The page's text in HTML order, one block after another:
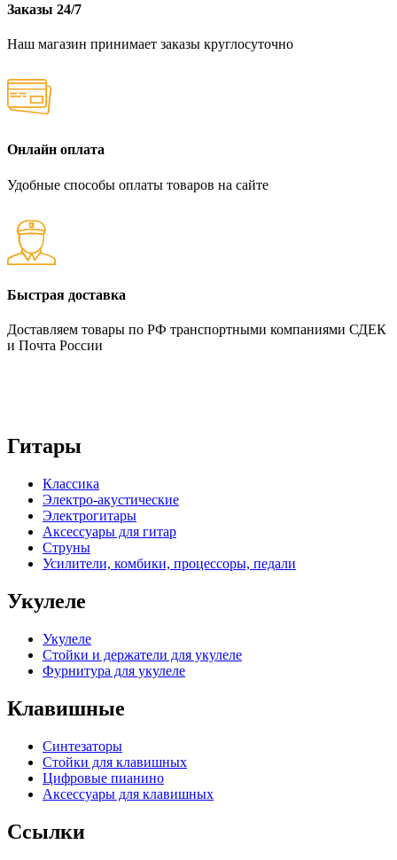
Заказы 24/7
Наш магазин принимает заказы круглосуточно
Онлайн оплата
Удобные способы оплаты товаров на сайте
Быстрая доставка
Доставляем товары по РФ транспортными компаниями СДЕК
и Почта России
Гитары
Классика
Электро-акустические
Электрогитары
Аксессуары для гитар
Струны
Усилители, комбики, процессоры, педали
Укулеле
Укулеле
Стойки и держатели для укулеле
Фурнитура для укулеле
Клавишные
Синтезаторы
Стойки для клавишных
Цифровые пианино
Аксессуары для клавишных
Ссылки